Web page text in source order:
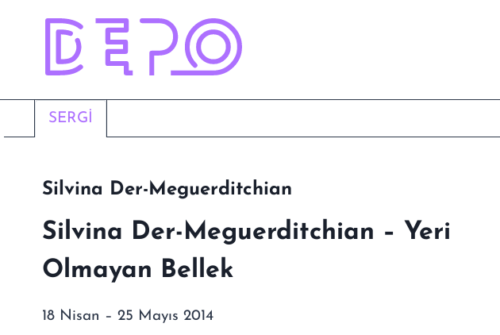
SERGI
Silvina Der-Meguerditchian
Silvina Der-Meguerditchian – Yeri
Olmayan Bellek
18 Nisan – 25 Mayıs 2014